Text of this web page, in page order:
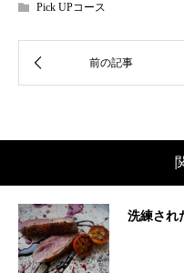
Pick UPコース
洗練され